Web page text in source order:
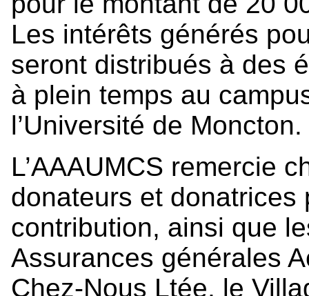
Les intérêts générés
seront distribués à des
à plein temps au
l’Université de Moncton.
L’AAAUMCS remercie
donateurs et donatrices
contribution, ainsi que
Assurances générales
Chez-Nous Ltée, le